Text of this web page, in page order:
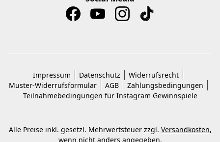
Impressum Datenschutz
Widerrufsrecht
Muster-Widerrufsformular
AGB
Zahlungsbedingungen
Teilnahmebedingungen für Instagram Gewinnspiele
Alle Preise inkl. gesetzl. Mehrwertsteuer zzgl. Versandkosten,
wenn nicht anders angegeben.